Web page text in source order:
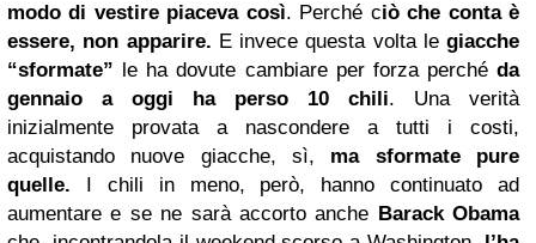
modo di vestire piaceva così. Perché ciò che conta è
essere, non apparire. E invece questa volta le giacche
“sformate” le ha dovute cambiare per forza perché da
gennaio a oggi ha perso 10 chili. Una verità
inizialmente provata a nascondere a tutti i costi,
acquistando nuove giacche, sì, ma sformate pure
quelle. I chili in meno, però, hanno continuato ad
aumentare e se ne sarà accorto anche Barack Obama